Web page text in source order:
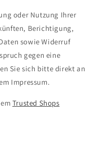
oder Nutzung Ihrer
Berichtigung,
sowie Widerruf
gegen eine
Sie sich bitte direkt an
Impressum.
Trusted Shops